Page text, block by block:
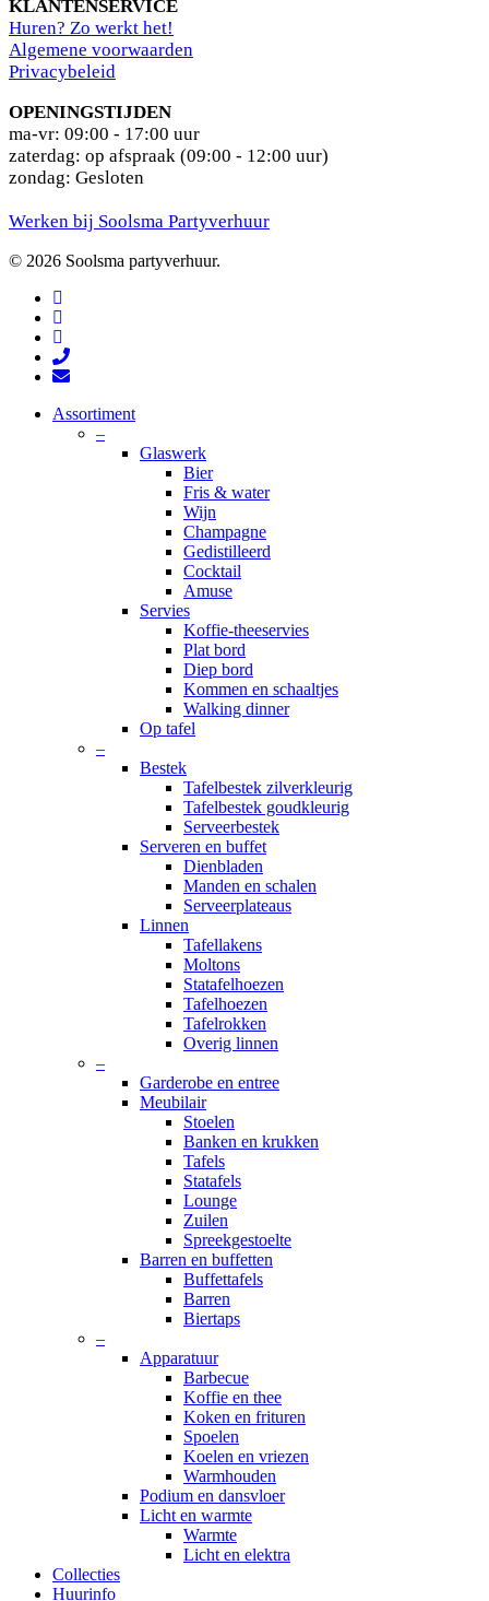
KLANTENSERVICE
Huren? Zo werkt het!
Algemene voorwaarden
Privacybeleid
OPENINGSTIJDEN
ma-vr: 09:00 - 17:00 uur
zaterdag: op afspraak (09:00 - 12:00 uur)
zondag: Gesloten
Werken bij Soolsma Partyverhuur
© 2026 Soolsma partyverhuur.
facebook
pinterest
instagram
phone
email
Close
Assortiment
–
Glaswerk
Bier
Fris & water
Wijn
Champagne
Gedistilleerd
Cocktail
Amuse
Servies
Koffie-theeservies
Plat bord
Diep bord
Kommen en schaaltjes
Walking dinner
Op tafel
–
Bestek
Tafelbestek zilverkleurig
Tafelbestek goudkleurig
Serveerbestek
Serveren en buffet
Dienbladen
Manden en schalen
Serveerplateaus
Linnen
Tafellakens
Moltons
Statafelhoezen
Tafelhoezen
Tafelrokken
Overig linnen
–
Garderobe en entree
Meubilair
Stoelen
Banken en krukken
Tafels
Statafels
Lounge
Zuilen
Spreekgestoelte
Barren en buffetten
Buffettafels
Barren
Biertaps
–
Apparatuur
Barbecue
Koffie en thee
Koken en frituren
Spoelen
Koelen en vriezen
Warmhouden
Podium en dansvloer
Licht en warmte
Warmte
Licht en elektra
Collecties
Huurinfo